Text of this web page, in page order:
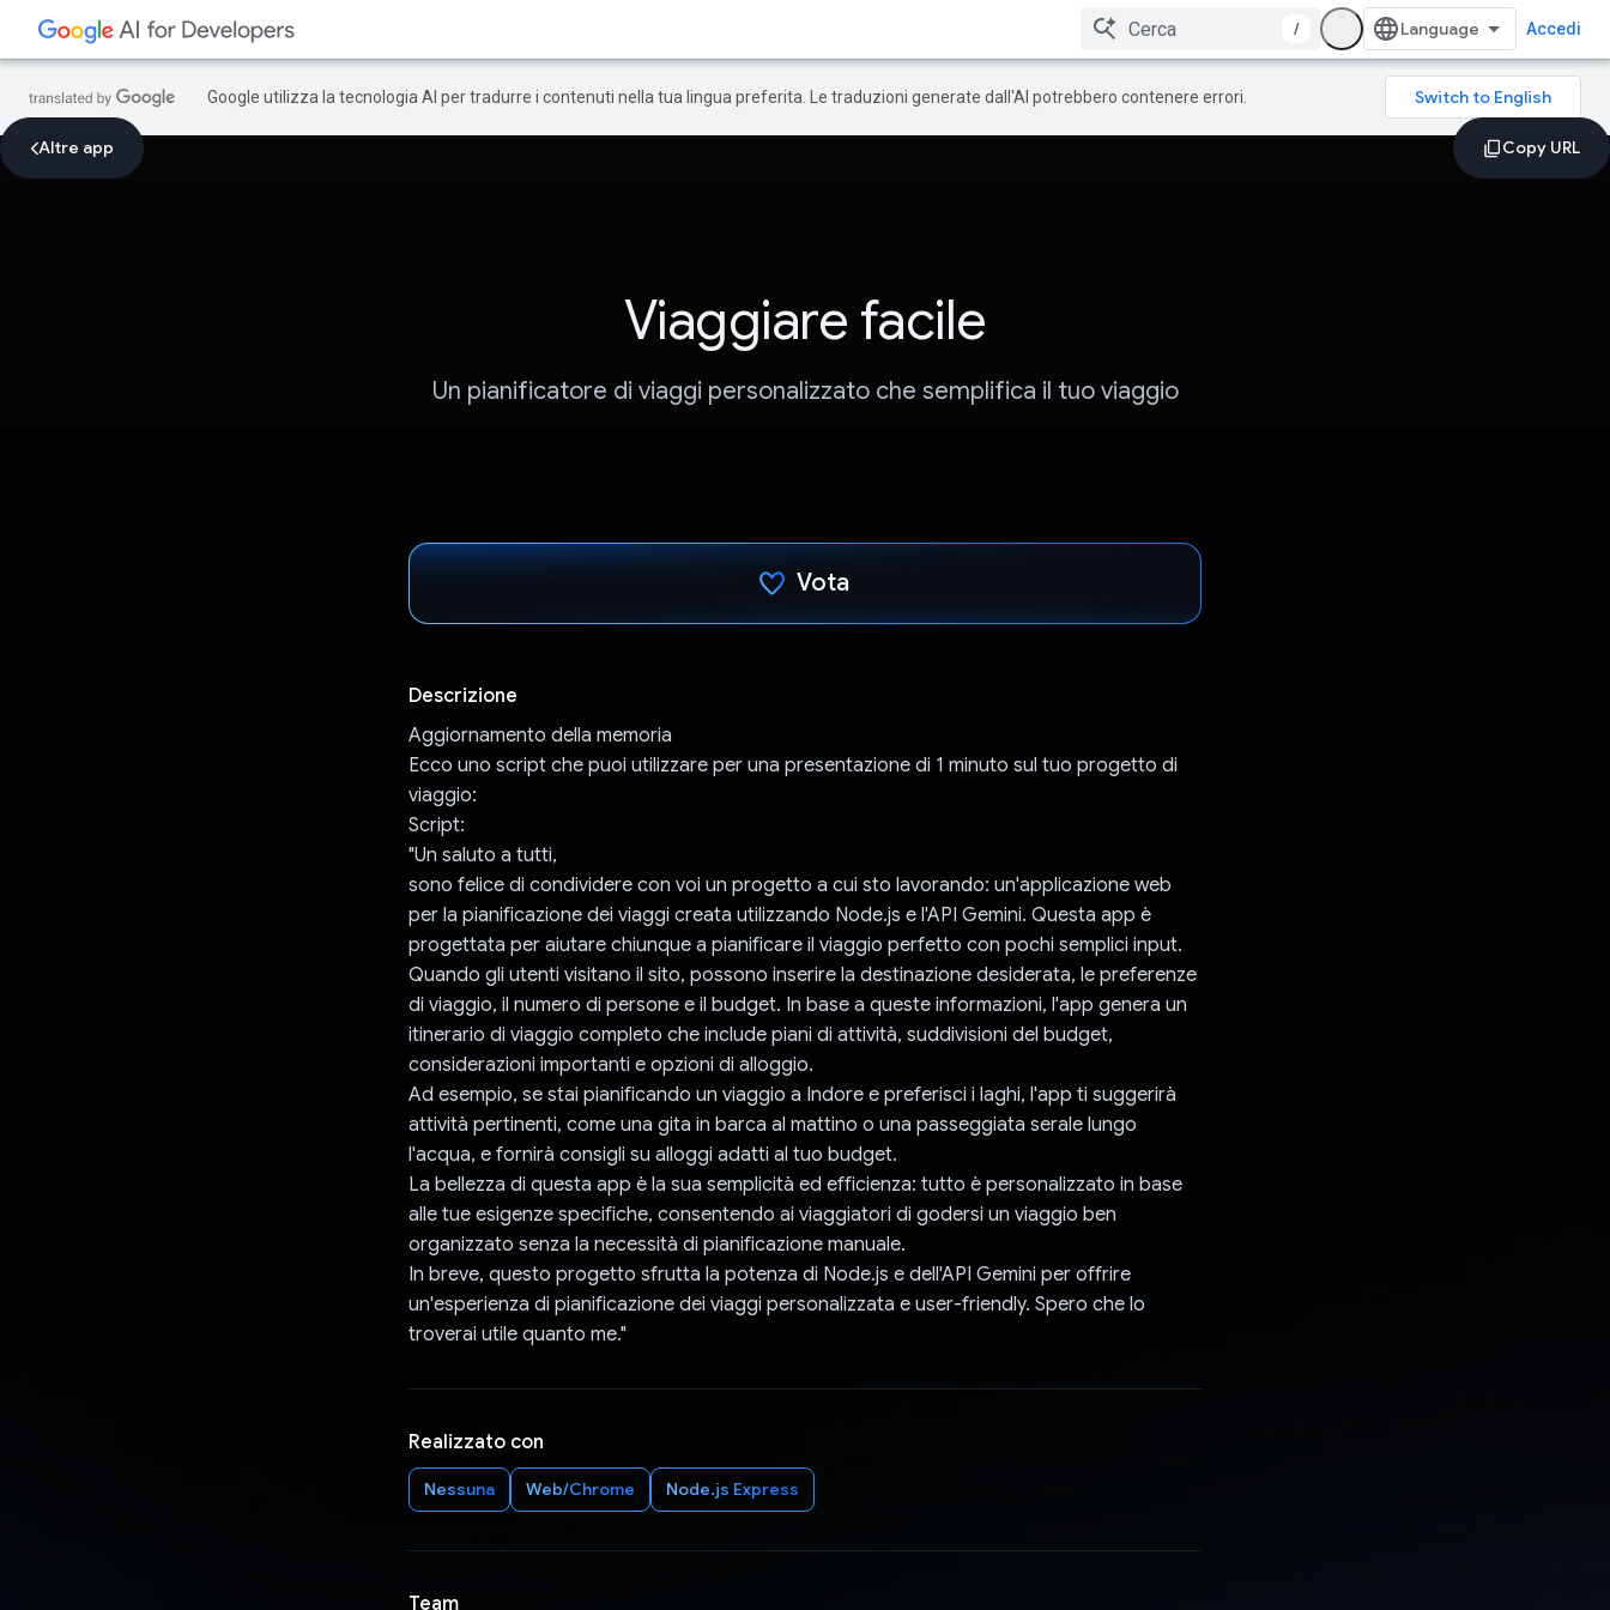
/ Accedi
Google utilizza la tecnologia AI per tradurre i contenuti nella tua lingua preferita. Le traduzioni generate dall'AI potrebbero contenere errori.
Altre app
Viaggiare facile
Un pianificatore di viaggi personalizzato che semplifica il tuo viaggio
Vota
Descrizione
Aggiornamento della memoria
Ecco uno script che puoi utilizzare per una presentazione di 1 minuto sul tuo progetto di
viaggio:
Script:
"Un saluto a tutti,
sono felice di condividere con voi un progetto a cui sto lavorando: un'applicazione web
per la pianificazione dei viaggi creata utilizzando Node.js e l'API Gemini. Questa app è
progettata per aiutare chiunque a pianificare il viaggio perfetto con pochi semplici input.
Quando gli utenti visitano il sito, possono inserire la destinazione desiderata, le preferenze
di viaggio, il numero di persone e il budget. In base a queste informazioni, l'app genera un
itinerario di viaggio completo che include piani di attività, suddivisioni del budget,
considerazioni importanti e opzioni di alloggio.
Ad esempio, se stai pianificando un viaggio a Indore e preferisci i laghi, l'app ti suggerirà
attività pertinenti, come una gita in barca al mattino o una passeggiata serale lungo
l'acqua, e fornirà consigli su alloggi adatti al tuo budget.
La bellezza di questa app è la sua semplicità ed efficienza: tutto è personalizzato in base
alle tue esigenze specifiche, consentendo ai viaggiatori di godersi un viaggio ben
organizzato senza la necessità di pianificazione manuale.
In breve, questo progetto sfrutta la potenza di Node.js e dell'API Gemini per offrire
un'esperienza di pianificazione dei viaggi personalizzata e user-friendly. Spero che lo
troverai utile quanto me."
Realizzato con
Nessuna Web/Chrome Node.js Express
Team